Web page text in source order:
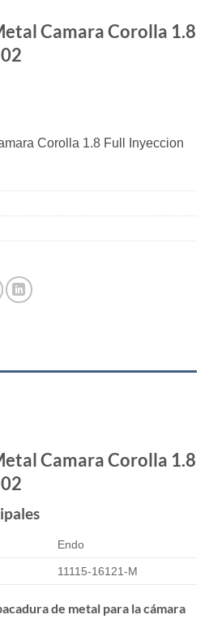
Camara Corolla 1.8
Corolla 1.8 Full Inyeccion
Camara Corolla 1.8
Endo
11115-16121-M
de metal para la cámara